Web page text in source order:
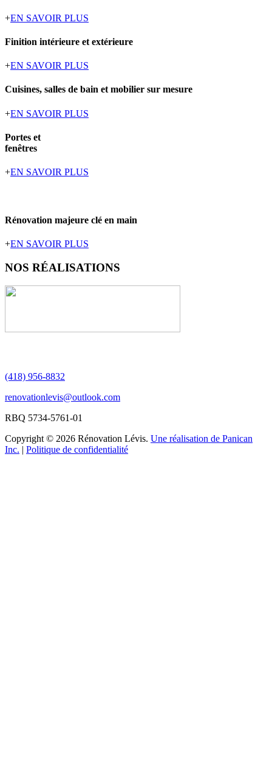
+EN SAVOIR PLUS
Finition intérieure et extérieure
+EN SAVOIR PLUS
Cuisines, salles de bain et mobilier sur mesure
+EN SAVOIR PLUS
Portes et
fenêtres
+EN SAVOIR PLUS
Rénovation majeure clé en main
+EN SAVOIR PLUS
NOS RÉALISATIONS
(418) 956-8832
renovationlevis@outlook.com
RBQ 5734-5761-01
Copyright © 2026 Rénovation Lévis. Une réalisation de Panican
Inc. | Politique de confidentialité